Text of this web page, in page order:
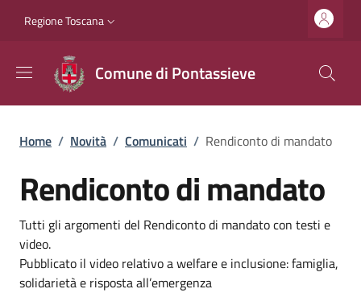
Slim top
Regione Toscana
Comune di Pontassieve
Briciole di pane
Home / Novità / Comunicati / Rendiconto di mandato
Rendiconto di mandato
Dettagli
Descrizione breve
Tutti gli argomenti del Rendiconto di mandato con testi e
video.
Pubblicato il video relativo a welfare e inclusione: famiglia,
solidarietà e risposta all’emergenza